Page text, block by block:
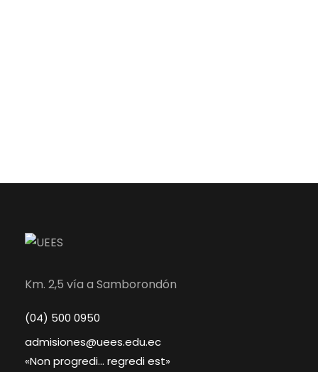
Km. 2,5 vía a Samborondón
(04) 500 0950
admisiones@uees.edu.ec
«Non progredi… regredi est»